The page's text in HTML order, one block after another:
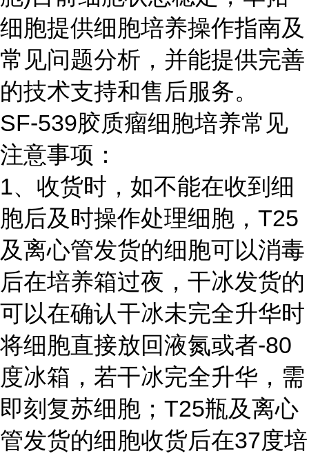
细胞提供细胞培养操作指南及
常见问题分析，并能提供完善
的技术支持和售后服务。
SF-539胶质瘤细胞培养常见
注意事项：
1、收货时，如不能在收到细
胞后及时操作处理细胞，T25
及离心管发货的细胞可以消毒
后在培养箱过夜，干冰发货的
可以在确认干冰未完全升华时
将细胞直接放回液氮或者-80
度冰箱，若干冰完全升华，需
即刻复苏细胞；T25瓶及离心
管发货的细胞收货后在37度培